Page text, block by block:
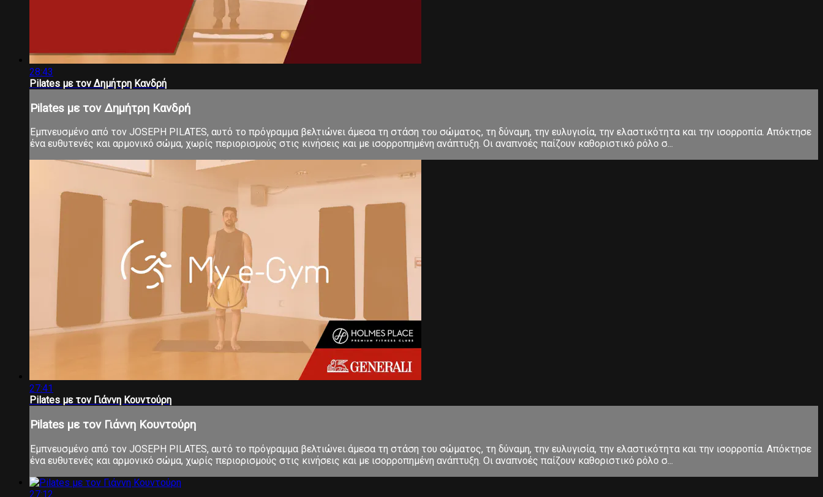
28:43
Pilates με τον Δημήτρη Κανδρή
Pilates με τον Δημήτρη Κανδρή
Εμπνευσμένο από τον JOSEPH PILATES, αυτό το πρόγραμμα βελτιώνει άμεσα τη στάση του σώματος, τη δύναμη, την ευλυγισία, την ελαστικότητα και την ισορροπία. Απόκτησε
ένα ευθυτενές και αρμονικό σώμα, χωρίς περιορισμούς στις κινήσεις και με ισορροπημένη ανάπτυξη. Οι αναπνοές παίζουν καθοριστικό ρόλο σ...
27:41
Pilates με τον Γιάννη Κουντούρη
Pilates με τον Γιάννη Κουντούρη
Εμπνευσμένο από τον JOSEPH PILATES, αυτό το πρόγραμμα βελτιώνει άμεσα τη στάση του σώματος, τη δύναμη, την ευλυγισία, την ελαστικότητα και την ισορροπία. Απόκτησε
ένα ευθυτενές και αρμονικό σώμα, χωρίς περιορισμούς στις κινήσεις και με ισορροπημένη ανάπτυξη. Οι αναπνοές παίζουν καθοριστικό ρόλο σ...
27:12